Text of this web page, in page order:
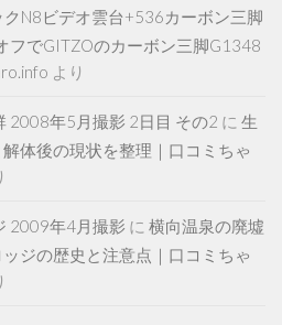
N8ビデオ雲台+536カーボン三脚
フでGITZOのカーボン三脚G1348
より
2008年5月撮影 2日目 その2 に 生
体後の現状を整理｜口コミちゃ
2009年4月撮影 に 横向温泉の廃墟
ジの歴史と注意点｜口コミちゃ